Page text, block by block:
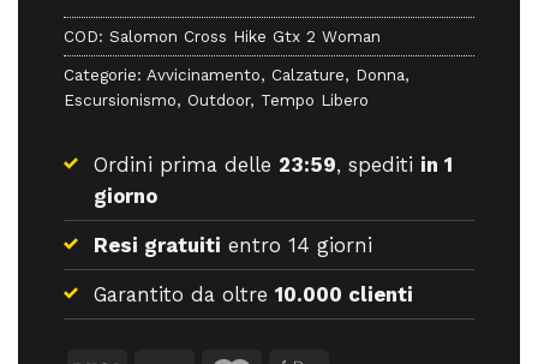
COD: Salomon Cross Hike Gtx 2 Woman
Categorie: Avvicinamento, Calzature, Donna,
Escursionismo, Outdoor, Tempo Libero
Ordini prima delle 23:59, spediti in 1
giorno
Resi gratuiti entro 14 giorni
Garantito da oltre 10.000 clienti